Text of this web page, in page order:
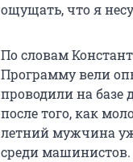
ощущать, что я
По словам
Программу вели
проводили на базе
после того, как
летний мужчина
среди машинистов.